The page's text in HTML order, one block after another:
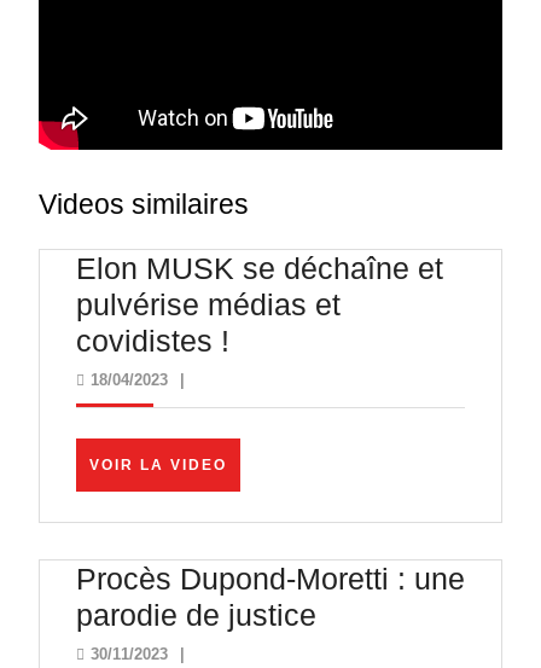
Videos similaires
Elon MUSK se déchaîne et
pulvérise médias et
covidistes !
se
déchaîne
et
pulvérise
médias
et
covidistes
18/04/202318/04/2023
VOIR LA VIDEO
Procès Dupond-Moretti : une
parodie de justice
30/11/202330/11/2023